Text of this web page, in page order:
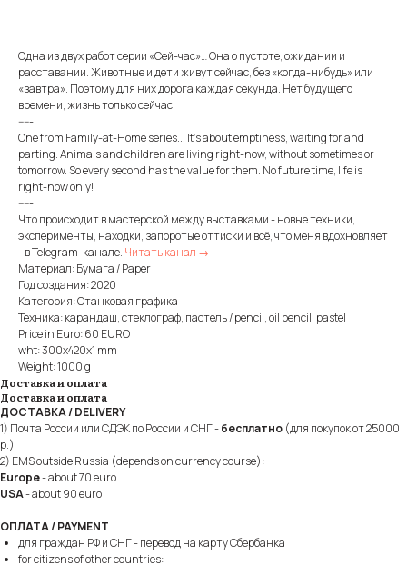
Одна из двух работ серии «Сей-час»… Она о пустоте, ожидании и
расставании. Животные и дети живут сейчас, без «когда-нибудь» или
«завтра». Поэтому для них дорога каждая секунда. Нет будущего
времени, жизнь только сейчас!
-----
One from Family-at-Home series... It's about emptiness, waiting for and
parting. Animals and children are living right-now, without sometimes or
tomorrow. So every second has the value for them. No future time, life is
right-now only!
-----
Что происходит в мастерской между выставками - новые техники,
эксперименты, находки, запоротые оттиски и всё, что меня вдохновляет
- в Telegram-канале. Читать канал →
Материал: Бумага / Paper
Год создания: 2020
Категория: Станковая графика
Техника: карандаш, стеклограф, пастель / pencil, oil pencil, pastel
Price in Euro: 60 EURO
wht: 300x420x1 mm
Weight: 1000 g
Доставка и оплата
Доставка и оплата
ДОСТАВКА / DELIVERY
1) Почта России или СДЭК по России и СНГ -бесплатно (для покупок от 25000
р.)
2) EMS outside Russia (depends on currency course):
Europe- about 70 euro
USA- about 90 euro
ОПЛАТА / PAYMENT
для граждан РФ и СНГ - перевод на карту Сбербанка
for citizens of other countries: